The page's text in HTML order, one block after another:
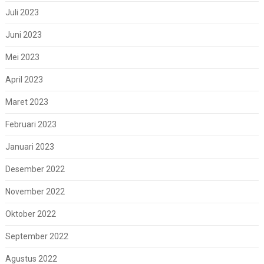
Juli 2023
Juni 2023
Mei 2023
April 2023
Maret 2023
Februari 2023
Januari 2023
Desember 2022
November 2022
Oktober 2022
September 2022
Agustus 2022